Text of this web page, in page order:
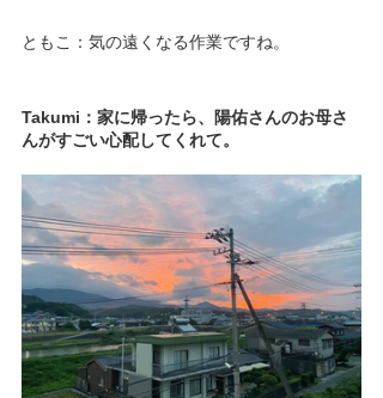
ともこ：気の遠くなる作業ですね。
Takumi：家に帰ったら、陽佑さんのお母さ
んがすごい心配してくれて。